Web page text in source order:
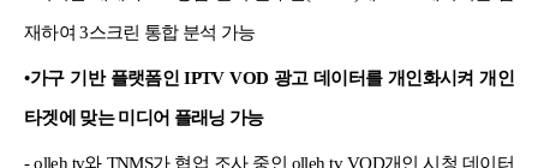
재하여 3스크린 통합 분석 가능
•가구 기반 플랫폼인 IPTV VOD 광고 데이터를 개인화시켜 개인
타겟에 맞는 미디어 플래닝 가능
- olleh tv와 TNMS가 협업 조사 중인 olleh tv VOD개인 시청 데이터